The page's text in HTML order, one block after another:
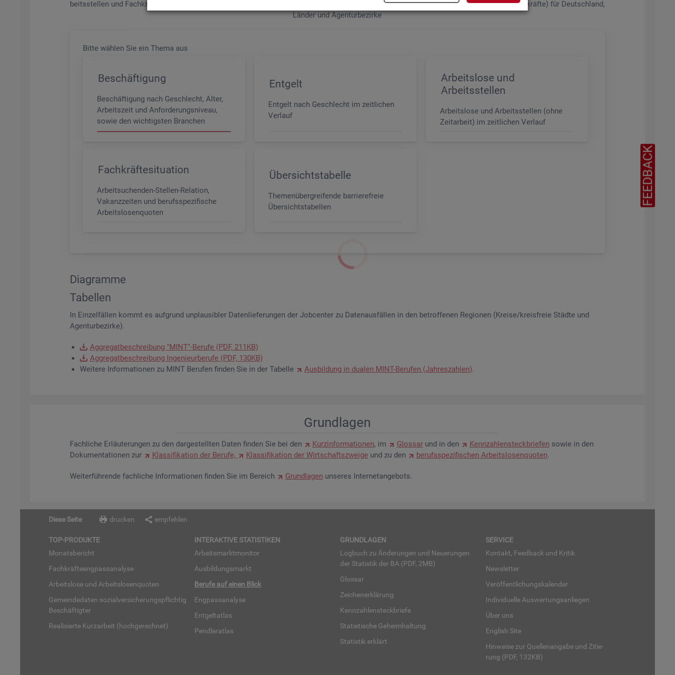
beits­stel­len und Fach­kräf­te­be­darf aller Be­ru­fe sowie der MINT- und In­ge­nieur­be­ru­fe dif­fe­ren­ziert nach dem An­for­de­rungs­ni­veau (z.B. Fach­kräf­te) für Deutsch­land,
Län­der und Agen­tur­be­zir­ke
Bitte wäh­len Sie ein Thema aus
Beschäftigung
Beschäftigung nach Geschlecht, Alter,
Arbeitszeit und Anforderungsniveau,
sowie den wichtigsten Branchen
Entgelt
Entgelt nach Geschlecht im zeitlichen
Verlauf
Arbeitslose und
Arbeitsstellen
Arbeitslose und Arbeitsstellen (ohne
Zeitarbeit) im zeitlichen Verlauf
Fachkräftesituation
Arbeitsuchenden-Stellen-Relation,
Vakanzzeiten und berufsspezifische
Arbeitslosenquoten
Übersichtstabelle
Themenübergreifende barrierefreie
Übersichtstabellen
Dia­gram­me
Ta­bel­len
In Ein­zel­fäl­len kommt es auf­grund un­plau­si­bler Da­ten­lie­fe­run­gen der Job­cen­ter zu Da­ten­aus­fäl­len in den be­trof­fe­nen Re­gio­nen (Krei­se/kreis­freie Städ­te und
Agen­tur­be­zir­ke).
Ag­gre­gat­be­schrei­bung "MINT"-Be­ru­fe (PDF, 211KB)
Ag­gre­gat­be­schrei­bung In­ge­nieur­be­ru­fe (PDF, 130KB)
Wei­te­re In­for­ma­tio­nen zu MINT Be­ru­fen fin­den Sie in der Ta­bel­le
Aus­bil­dung in dua­len MINT-Be­ru­fen (Jah­res­zah­len).
Grund­la­gen
Fach­li­che Er­läu­te­run­gen zu den dar­ge­stell­ten Daten fin­den Sie bei den Kurz­in­for­ma­tio­nen, im Glos­sarund in den Kenn­zah­len­steck­brie­fen sowie in den
Do­ku­men­ta­tio­nen zur
Klas­si­fi­ka­ti­on der Be­ru­fe, Klas­si­fi­ka­ti­on der Wirt­schafts­zwei­geund zu den be­rufs­spe­zi­fi­schen Ar­beits­lo­sen­quo­ten.
Wei­ter­füh­ren­de fach­li­che In­for­ma­tio­nen fin­den Sie im Be­reich Grund­la­gen un­se­res In­ter­net­an­ge­bots.
FEEDBACK
Diese Seite drucken empfehlen
TOP-PRO­DUK­TE
Mo­nats­be­richt
Fach­kräf­te­eng­pass­ana­ly­se
Ar­beits­lo­se und Ar­beits­lo­sen­quo­ten
Ge­mein­de­da­ten so­zi­al­ver­si­che­rungs­pflich­tig
Be­schäf­tig­ter
Rea­li­sier­te Kurz­ar­beit (hoch­ge­rech­net)
IN­TER­AK­TI­VE STA­TIS­TI­KEN
Ar­beits­markt­mo­ni­tor
Aus­bil­dungs­markt
Be­ru­fe auf einen Blick
Eng­pass­ana­ly­se
Ent­gel­t­at­las
Pend­ler­at­las
GRUND­LA­GEN
Log­buch zu Än­de­run­gen und Neue­run­gen
der Sta­tis­tik der BA (PDF, 2MB)
Glos­sar
Zei­chen­er­klä­rung
Kenn­zah­len­steck­brie­fe
Sta­tis­ti­sche Ge­heim­hal­tung
Sta­tis­tik er­klärt
SER­VICE
Kon­takt, Feed­back und Kri­tik
News­let­ter
Ver­öf­fent­li­chungs­ka­len­der
In­di­vi­du­el­le Aus­wer­tungs­an­lie­gen
Über uns
English Site
Hin­wei­se zur Quel­len­an­ga­be und Zi­tie­
rung (PDF, 132KB)